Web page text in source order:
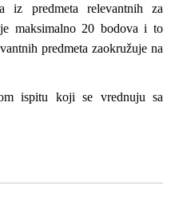
iz predmeta relevantnih za
maksimalno 20 bodova i to
predmeta zaokružuje na
ispitu koji se vrednuju sa